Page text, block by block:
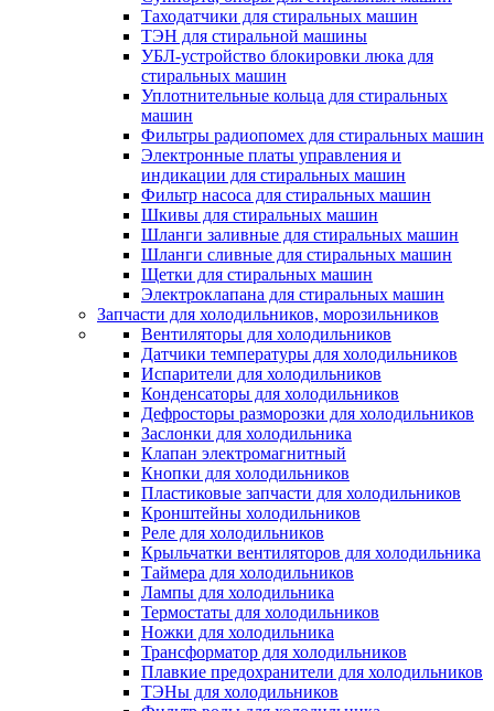
Таходатчики для стиральных машин
ТЭН для стиральной машины
УБЛ-устройство блокировки люка для
стиральных машин
Уплотнительные кольца для стиральных
машин
Фильтры радиопомех для стиральных машин
Электронные платы управления и
индикации для стиральных машин
Фильтр насоса для стиральных машин
Шкивы для стиральных машин
Шланги заливные для стиральных машин
Шланги сливные для стиральных машин
Щетки для стиральных машин
Электроклапана для стиральных машин
Запчасти для холодильников, морозильников
Вентиляторы для холодильников
Датчики температуры для холодильников
Испарители для холодильников
Конденсаторы для холодильников
Дефросторы разморозки для холодильников
Заслонки для холодильника
Клапан электромагнитный
Кнопки для холодильников
Пластиковые запчасти для холодильников
Кронштейны холодильников
Реле для холодильников
Крыльчатки вентиляторов для холодильника
Таймера для холодильников
Лампы для холодильника
Термостаты для холодильников
Ножки для холодильника
Трансформатор для холодильников
Плавкие предохранители для холодильников
ТЭНы для холодильников